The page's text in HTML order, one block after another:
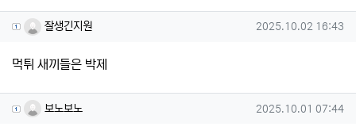
잘생긴지원님의 댓글
잘생긴지원 작성일
2025.10.02 16:43
먹튀 새끼들은 박제
보노보노님의 댓글
보노보노 작성일
2025.10.01 07:44